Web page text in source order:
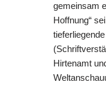
gemeinsam
Hoffnung“
Hirtenamt